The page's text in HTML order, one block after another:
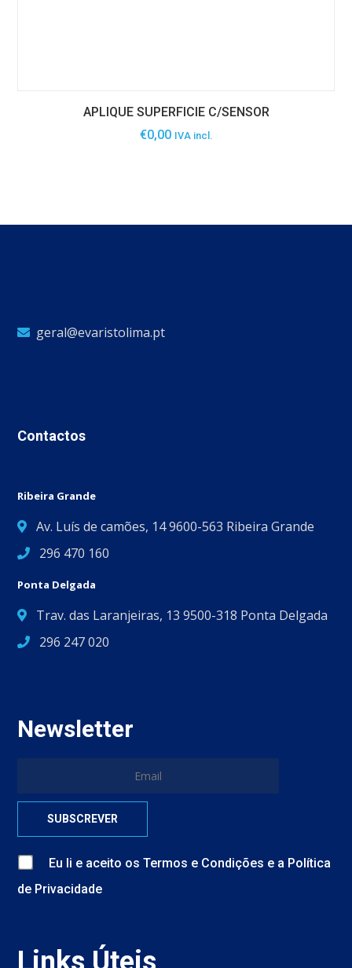
APLIQUE SUPERFICIE C/SENSOR
€0,00 IVA incl.
geral@evaristolima.pt
Contactos
Ribeira Grande
Av. Luís de camões, 14 9600-563 Ribeira Grande
296 470 160
Ponta Delgada
Trav. das Laranjeiras, 13 9500-318 Ponta Delgada
296 247 020
Newsletter
Eu li e aceito osTermos e Condições e a Política
de Privacidade